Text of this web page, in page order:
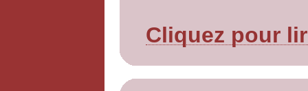
Cliquez pour